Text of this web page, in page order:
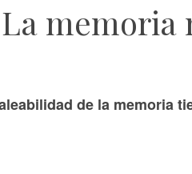
La memoria
de la memoria